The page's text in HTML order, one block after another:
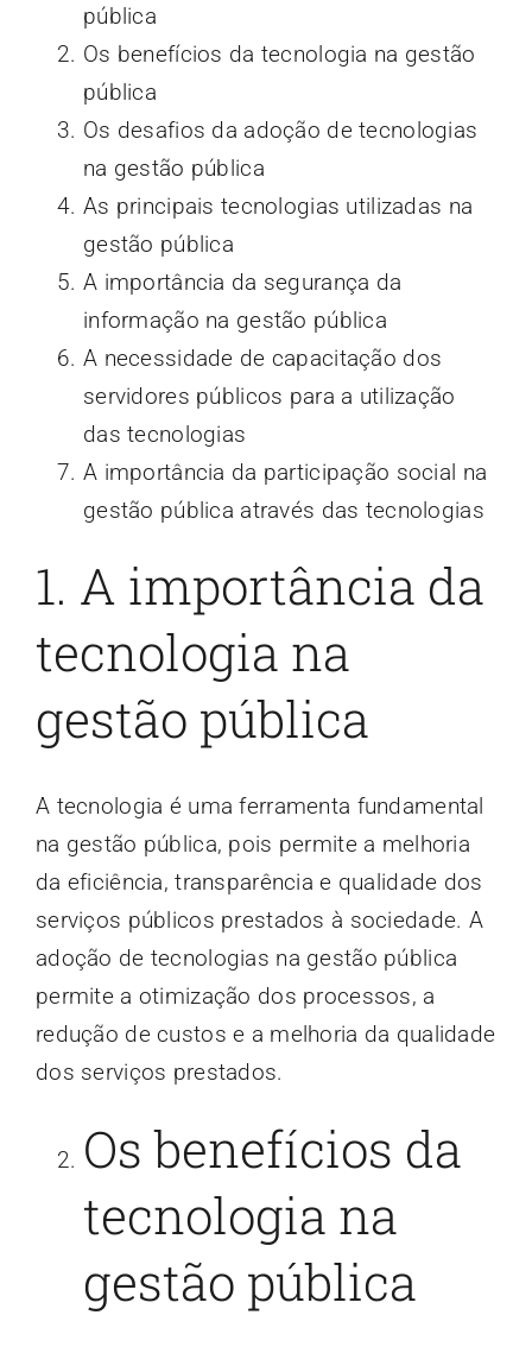
pública
Os benefícios da tecnologia na gestão
pública
Os desafios da adoção de tecnologias
na gestão pública
As principais tecnologias utilizadas na
gestão pública
A importância da segurança da
informação na gestão pública
A necessidade de capacitação dos
servidores públicos para a utilização
das tecnologias
A importância da participação social na
gestão pública através das tecnologias
1. A importância da
tecnologia na
gestão pública
A tecnologia é uma ferramenta fundamental
na gestão pública, pois permite a melhoria
da eficiência, transparência e qualidade dos
serviços públicos prestados à sociedade. A
adoção de tecnologias na gestão pública
permite a otimização dos processos, a
redução de custos e a melhoria da qualidade
dos serviços prestados.
Os benefícios da
tecnologia na
gestão pública